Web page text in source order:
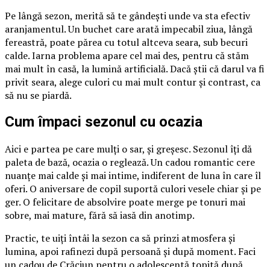
Pe lângă sezon, merită să te gândești unde va sta efectiv
aranjamentul. Un buchet care arată impecabil ziua, lângă
fereastră, poate părea cu totul altceva seara, sub becuri
calde. Iarna problema apare cel mai des, pentru că stăm
mai mult în casă, la lumină artificială. Dacă știi că darul va fi
privit seara, alege culori cu mai mult contur și contrast, ca
să nu se piardă.
Cum împaci sezonul cu ocazia
Aici e partea pe care mulți o sar, și greșesc. Sezonul îți dă
paleta de bază, ocazia o reglează. Un cadou romantic cere
nuanțe mai calde și mai intime, indiferent de luna în care îl
oferi. O aniversare de copil suportă culori vesele chiar și pe
ger. O felicitare de absolvire poate merge pe tonuri mai
sobre, mai mature, fără să iasă din anotimp.
Practic, te uiți întâi la sezon ca să prinzi atmosfera și
lumina, apoi rafinezi după persoană și după moment. Faci